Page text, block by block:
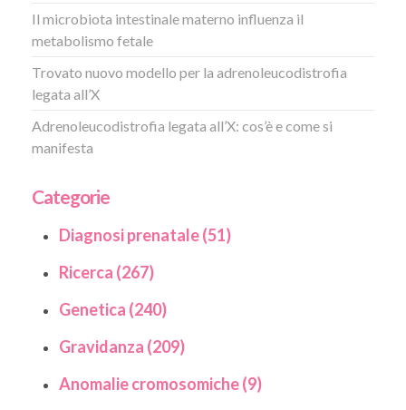
Il microbiota intestinale materno influenza il
metabolismo fetale
Trovato nuovo modello per la adrenoleucodistrofia
legata all’X
Adrenoleucodistrofia legata all’X: cos’è e come si
manifesta
Categorie
Diagnosi prenatale (51)
Ricerca (267)
Genetica (240)
Gravidanza (209)
Anomalie cromosomiche (9)